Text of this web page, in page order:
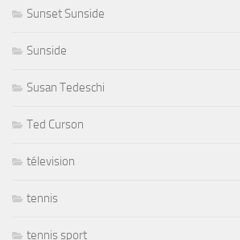
Sunset Sunside
Sunside
Susan Tedeschi
Ted Curson
télevision
tennis
tennis sport